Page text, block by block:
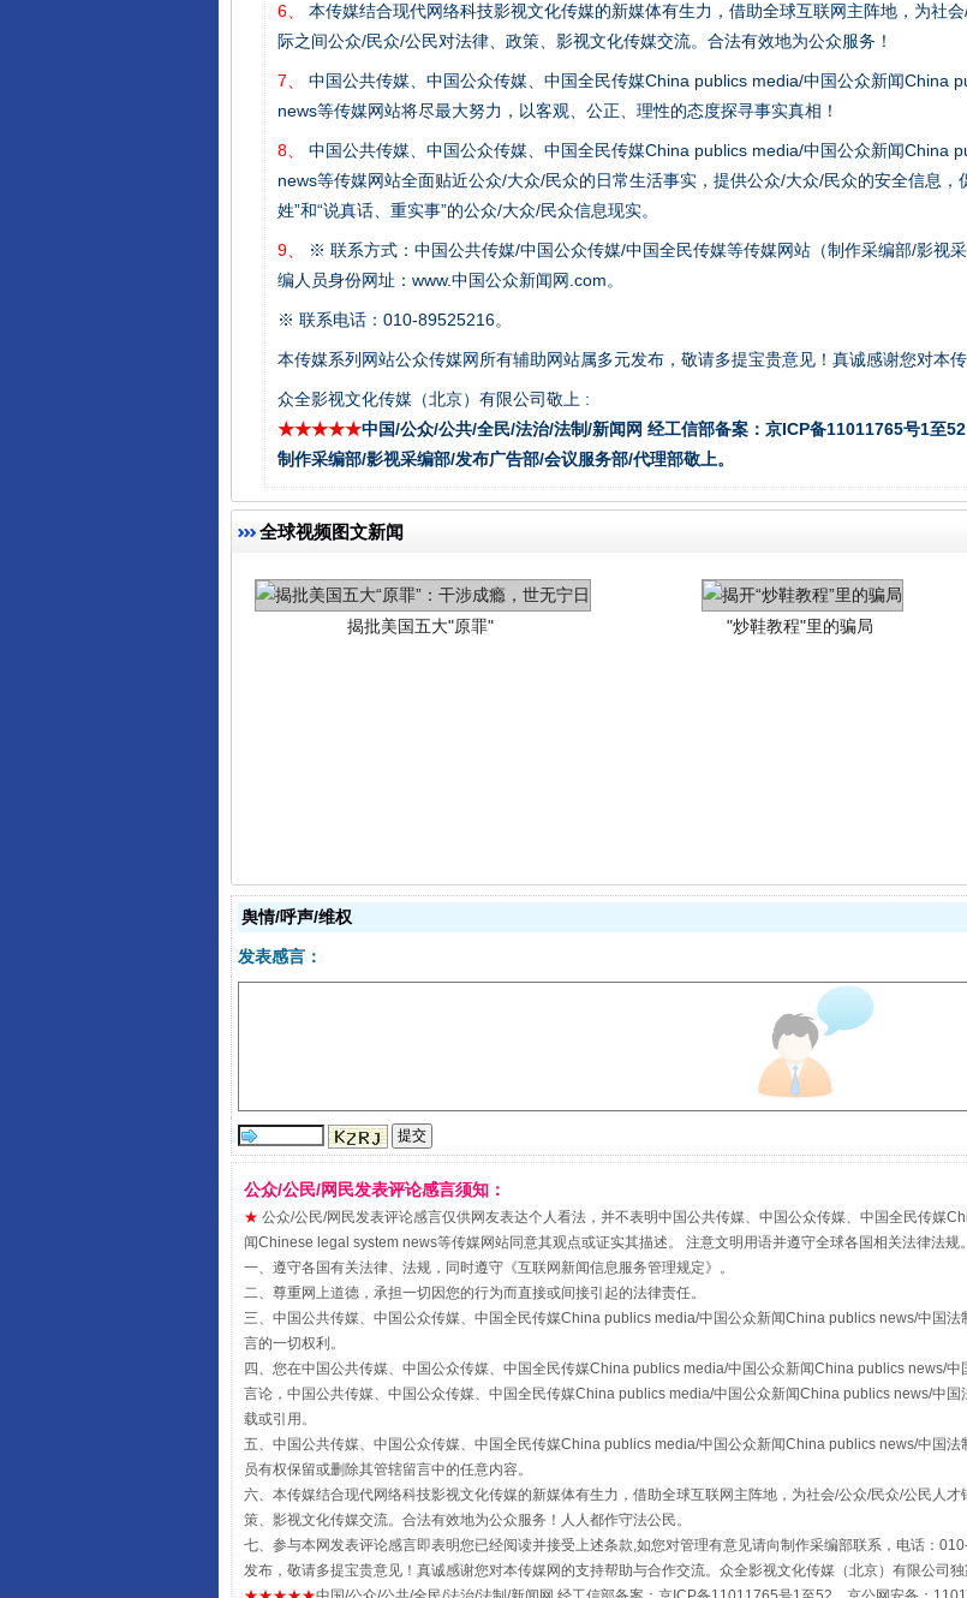
6、
本传媒结合现代网络科技影视文化传媒的新媒体有生力，借助全球互联网主阵地，为社
际之间公众/民众/公民对法律、政策、影视文化传媒交流。合法有效地为公众服务！
7、
中国公共传媒、中国公众传媒、中国全民传媒China publics media/中国公众新闻China
news等传媒网站将尽最大努力，以客观、公正、理性的态度探寻事实真相！
8、
中国公共传媒、中国公众传媒、中国全民传媒China publics media/中国公众新闻China
news等传媒网站全面贴近公众/大众/民众的日常生活事实，提供公众/大众/民众的安全信息
姓”和“说真话、重实事”的公众/大众/民众信息现实。
9、
※ 联系方式：中国公共传媒/中国公众传媒/中国全民传媒等传媒网站（制作采编部/影视
编人员身份网址：www.中国公众新闻网.com。
※ 联系电话：010-89525216。
本传媒系列网站公众传媒网所有辅助网站属多元发布，敬请多提宝贵意见！真诚感谢您对本
众全影视文化传媒（北京）有限公司敬上 :
★★★★★中国/公众/公共/全民/法治/法制/新闻网 经工信部备案：京ICP备11011765号1至
制作采编部/影视采编部/发布广告部/会议服务部/代理部敬上。
全球视频图文新闻
“刷贴”乱象丛生
生物安全法正式实施
站台名比不上好声名
漫山遍野的桃花与雪山、麦地、白藏房
舆情/呼声/维权
发表感言：
公众/公民/网民发表评论感言须知：
★ 公众/公民/网民发表评论感言仅供网友表达个人看法，并不表明中国公共传媒、中国公众传媒、中国全民传媒
闻Chinese legal system news等传媒网站同意其观点或证实其描述。 注意文明用语并遵守全球各国相关法律法规。
一、遵守各国有关法律、法规，同时遵守《互联网新闻信息服务管理规定》。
二、尊重网上道德，承担一切因您的行为而直接或间接引起的法律责任。
三、中国公共传媒、中国公众传媒、中国全民传媒China publics media/中国公众新闻China publics news/中国
言的一切权利。
四、您在中国公共传媒、中国公众传媒、中国全民传媒China publics media/中国公众新闻China publics news/
言论，中国公共传媒、中国公众传媒、中国全民传媒China publics media/中国公众新闻China publics news/中
载或引用。
五、中国公共传媒、中国公众传媒、中国全民传媒China publics media/中国公众新闻China publics news/中国
员有权保留或删除其管辖留言中的任意内容。
六、本传媒结合现代网络科技影视文化传媒的新媒体有生力，借助全球互联网主阵地，为社会/公众/民众/公民人
策、影视文化传媒交流。合法有效地为公众服务！人人都作守法公民。
七、参与本网发表评论感言即表明您已经阅读并接受上述条款,如您对管理有意见请向制作采编部联系，电话：
发布，敬请多提宝贵意见！真诚感谢您对本传媒网的支持帮助与合作交流。众全影视文化传媒（北京）有限公司